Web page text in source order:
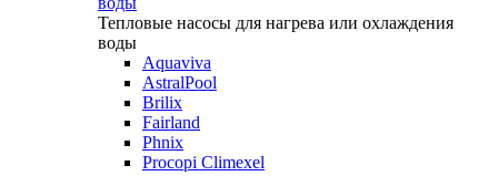
Тепловые насосы для нагрева или охлаждения
воды
Aquaviva
AstralPool
Brilix
Fairland
Phnix
Procopi Climexel